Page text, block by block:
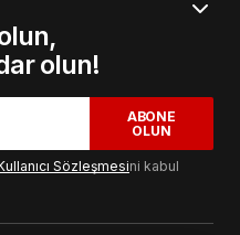
olun!
ABONE
OLUN
Sözleşmesini kabul